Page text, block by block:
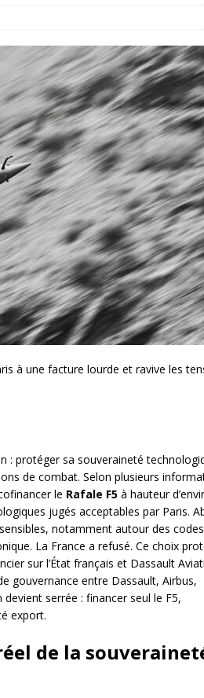
à une facture lourde et ravive les
: protéger sa souveraineté
de combat. Selon plusieurs
le Rafale F5 à hauteur
jugés acceptables par Paris.
notamment autour des codes
La France a refusé. Ce choix
sur l’État français et Dassault
gouvernance entre Dassault, Airbus,
devient serrée : financer seul le F5,
export.
de la